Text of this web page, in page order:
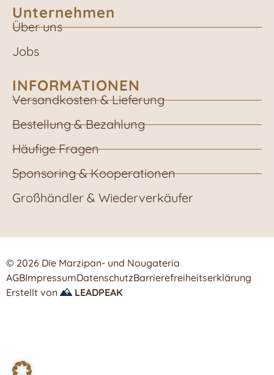
Unternehmen
Über uns
Jobs
INFORMATIONEN
Versandkosten & Lieferung
Bestellung & Bezahlung
Häufige Fragen
Sponsoring & Kooperationen
Großhändler & Wiederverkäufer
© 2026 Die Marzipan- und Nougateria
AGBImpressumDatenschutzBarrierefreiheitserklärung
Erstellt von
LEADPEAK